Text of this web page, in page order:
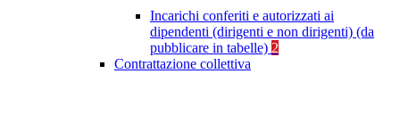
Incarichi conferiti e autorizzati ai
dipendenti (dirigenti e non dirigenti) (da
pubblicare in tabelle) 2
Contrattazione collettiva